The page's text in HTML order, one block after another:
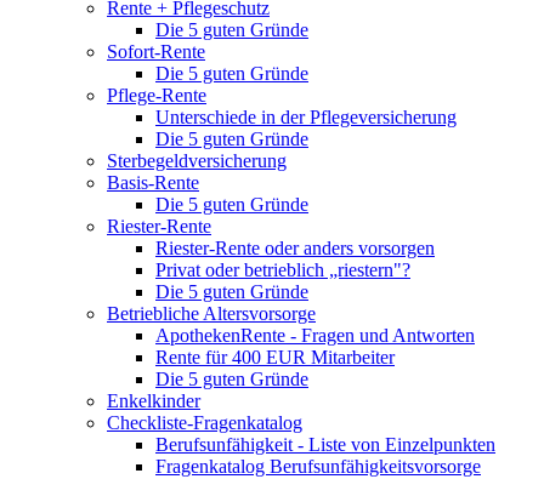
Rente + Pflegeschutz
Die 5 guten Gründe
Sofort-Rente
Die 5 guten Gründe
Pflege-Rente
Unterschiede in der Pflegeversicherung
Die 5 guten Gründe
Sterbegeldversicherung
Basis-Rente
Die 5 guten Gründe
Riester-Rente
Riester-Rente oder anders vorsorgen
Privat oder betrieblich „riestern"?
Die 5 guten Gründe
Betriebliche Altersvorsorge
ApothekenRente - Fragen und Antworten
Rente für 400 EUR Mitarbeiter
Die 5 guten Gründe
Enkelkinder
Checkliste-Fragenkatalog
Berufsunfähigkeit - Liste von Einzelpunkten
Fragenkatalog Berufsunfähigkeitsvorsorge